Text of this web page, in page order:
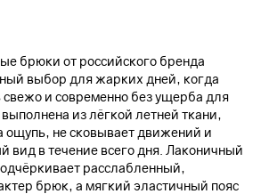
брюки от российского бренда
выбор для жарких дней, когда
свежо и современно без ущерба для
из лёгкой летней ткани,
ощупь, не сковывает движений и
вид в течение всего дня. Лаконичный
расслабленный,
брюк, а мягкий эластичный пояс